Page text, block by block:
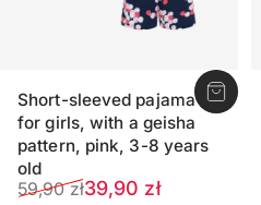
Short-sleeved pajama
for girls, with a geisha
pattern, pink, 3-8 years
old
Sale price39,90 zł
Regular price
59,90 zł